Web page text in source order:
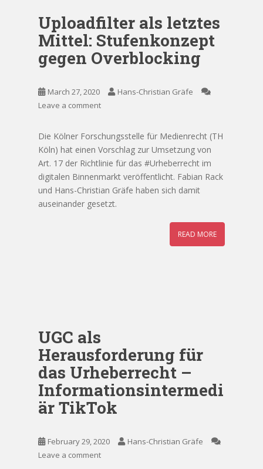
Uploadfilter als letztes
Mittel: Stufenkonzept
gegen Overblocking
March 27, 2020
Hans-Christian Gräfe
Leave a comment
Die Kölner Forschungsstelle für Medienrecht (TH
Köln) hat einen Vorschlag zur Umsetzung von
Art. 17 der Richtlinie für das #Urheberrecht im
digitalen Binnenmarkt veröffentlicht. Fabian Rack
und Hans-Christian Gräfe haben sich damit
auseinander gesetzt.
READ MORE
UGC als
Herausforderung für
das Urheberrecht –
Informationsintermedi
är TikTok
February 29, 2020
Hans-Christian Gräfe
Leave a comment